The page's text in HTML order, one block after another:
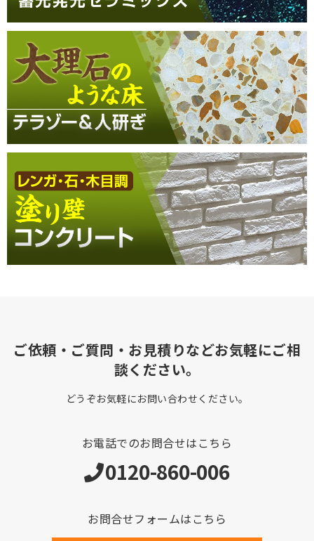
ご依頼・ご質問・お見積りなどお気軽にご相
談ください。
どうぞお気軽にお問い合わせください。
お電話でのお問合せはこちら
0120-860-006
お問合せフォームはこちら